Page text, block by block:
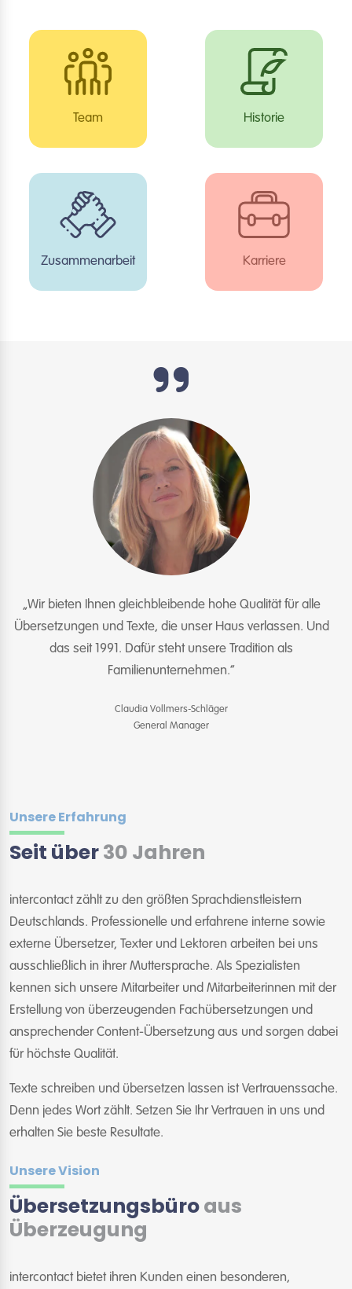
Team Historie
Zusammenarbeit Karriere
„Wir bieten Ihnen gleichbleibende hohe Qualität für alle
Übersetzungen und Texte, die unser Haus verlassen. Und
das seit 1991. Dafür steht unsere Tradition als
Familienunternehmen.“
Claudia Vollmers-Schläger
General Manager
Unsere Erfahrung
Seit über30 Jahren
intercontact zählt zu den größten Sprachdienstleistern
Deutschlands. Professionelle und erfahrene interne sowie
externe Übersetzer, Texter und Lektoren arbeiten bei uns
ausschließlich in ihrer Muttersprache. Als Spezialisten
kennen sich unsere Mitarbeiter und Mitarbeiterinnen mit der
Erstellung von überzeugenden Fachübersetzungen und
ansprechender Content-Übersetzung aus und sorgen dabei
für höchste Qualität.
Texte schreiben und übersetzen lassen ist Vertrauenssache.
Denn jedes Wort zählt. Setzen Sie Ihr Vertrauen in uns und
erhalten Sie beste Resultate.
Unsere Vision
Übersetzungsbüroaus
Überzeugung
intercontact bietet ihren Kunden einen besonderen,